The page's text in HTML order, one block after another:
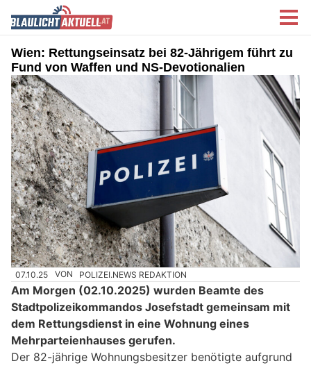
Wien: Rettungseinsatz bei 82-Jährigem führt zu
Fund von Waffen und NS-Devotionalien
07.10.25 VON POLIZEI.NEWS REDAKTION
Am Morgen (02.10.2025) wurden Beamte des
Stadtpolizeikommandos Josefstadt gemeinsam mit
dem Rettungsdienst in eine Wohnung eines
Mehrparteienhauses gerufen.
Der 82-jährige Wohnungsbesitzer benötigte aufgrund